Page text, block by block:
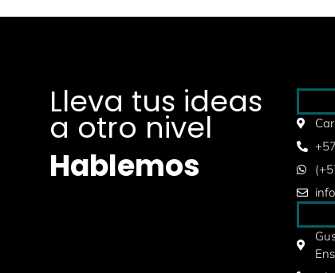
Lleva tus ideas
a otro nivel
Hablemos